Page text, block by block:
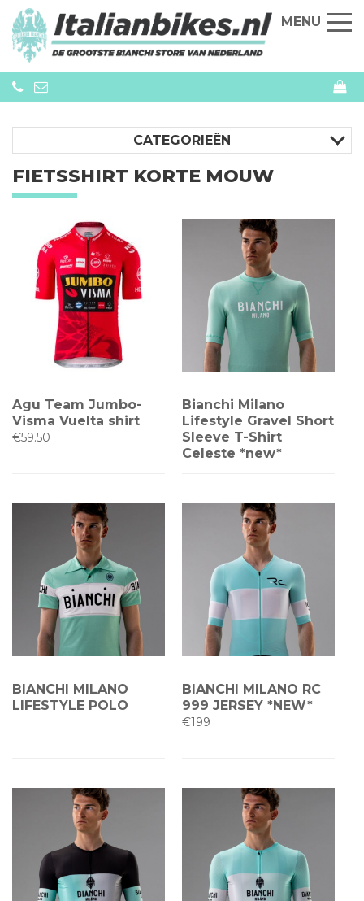
MENU
CATEGORIEËN
FIETSSHIRT KORTE MOUW
Agu Team Jumbo-
Visma Vuelta shirt
€59.50
Bianchi Milano
Lifestyle Gravel Short
Sleeve T-Shirt
Celeste *new*
BIANCHI MILANO
LIFESTYLE POLO
BIANCHI MILANO RC
999 JERSEY *NEW*
€199